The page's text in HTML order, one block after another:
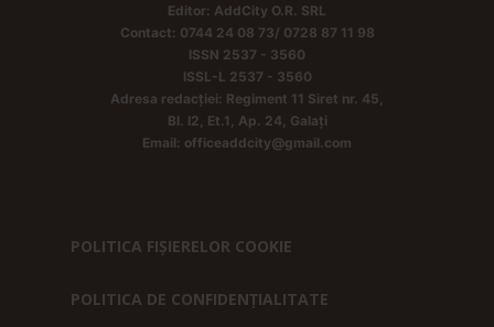
Editor: AddCity O.R. SRL
Contact: 0744 24 08 73/ 0728 87 11 98
ISSN 2537 - 3560
ISSL-L 2537 - 3560
Adresa redacției: Regiment 11 Siret nr. 45,
Bl. I2, Et.1, Ap. 24, Galați
Email: officeaddcity@gmail.com
POLITICA FIȘIERELOR COOKIE
POLITICA DE CONFIDENȚIALITATE